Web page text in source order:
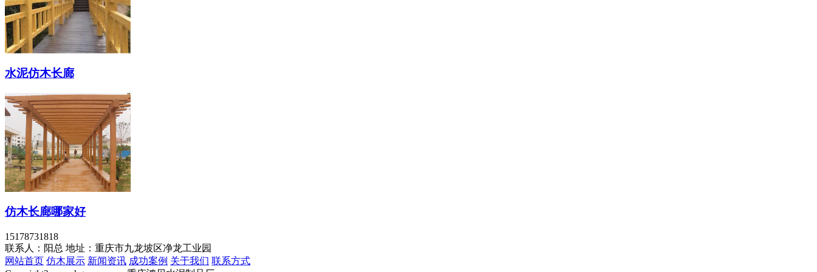
水泥仿木长廊
仿木长廊哪家好
15178731818
联系人：阳总 地址：重庆市九龙坡区净龙工业园
网站首页 仿木展示 新闻资讯 成功案例 关于我们 联系方式